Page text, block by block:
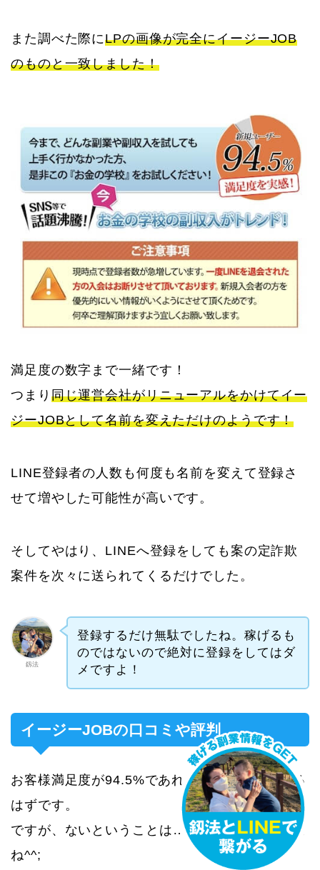
また調べた際にLPの画像が完全にイージーJOB
のものと一致しました！
満足度の数字まで一緒です！
つまり 同じ運営会社がリニューアルをかけてイー
ジーJOBとして名前を変えただけのようです！
LINE登録者の人数も何度も名前を変えて登録さ
せて増やした可能性が高いです。
そしてやはり、LINEへ登録をしても案の定詐欺
案件を次々に送られてくるだけでした。
釼法
登録するだけ無駄でしたね。稼げるも
のではないので絶対に登録をしてはダ
メですよ！
イージーJOBの口コミや評判
お客様満足度が94.5%であれば必ず口コミはある
はずです。
ですが、ないということは…そういうことですよ
ね^^;